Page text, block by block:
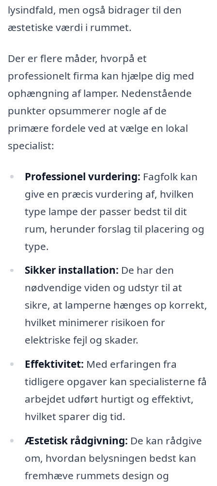
lysindfald, men også bidrager til den
æstetiske værdi i rummet.
Der er flere måder, hvorpå et
professionelt firma kan hjælpe dig med
ophængning af lamper. Nedenstående
punkter opsummerer nogle af de
primære fordele ved at vælge en lokal
specialist:
Professionel vurdering: Fagfolk kan
give en præcis vurdering af, hvilken
type lampe der passer bedst til dit
rum, herunder forslag til placering og
type.
Sikker installation: De har den
nødvendige viden og udstyr til at
sikre, at lamperne hænges op korrekt,
hvilket minimerer risikoen for
elektriske fejl og skader.
Effektivitet: Med erfaringen fra
tidligere opgaver kan specialisterne få
arbejdet udført hurtigt og effektivt,
hvilket sparer dig tid.
Æstetisk rådgivning: De kan rådgive
om, hvordan belysningen bedst kan
fremhæve rummets design og